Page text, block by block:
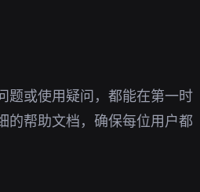
题或使用疑问，都能在第一时
的帮助文档，确保每位用户都